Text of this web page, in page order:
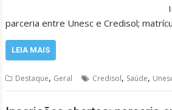
parceria entre Unesc e Credisol;
LEIA MAIS
Destaque, Geral Credisol, Saúde,